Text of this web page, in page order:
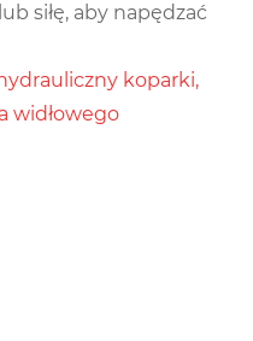
siłę, aby napędzać
koparki,
widłowego